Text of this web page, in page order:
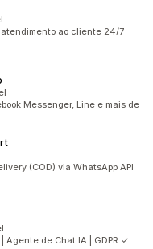
ao cliente 24/7
Messenger, Line e mais de
(COD) via WhatsApp API
Agente de Chat IA | GDPR ✓